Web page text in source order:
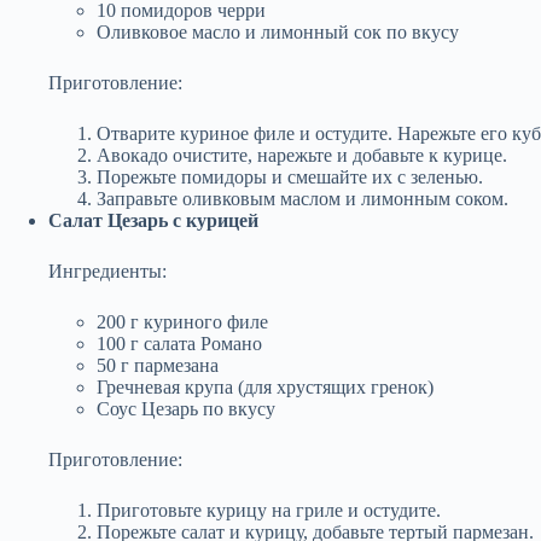
10 помидоров черри
Оливковое масло и лимонный сок по вкусу
Приготовление:
Отварите куриное филе и остудите. Нарежьте его
Авокадо очистите, нарежьте и добавьте к курице.
Порежьте помидоры и смешайте их с зеленью.
Заправьте оливковым маслом и лимонным соком.
Салат Цезарь с курицей
Ингредиенты:
200 г куриного филе
100 г салата Романо
50 г пармезана
Гречневая крупа (для хрустящих гренок)
Соус Цезарь по вкусу
Приготовление:
Приготовьте курицу на гриле и остудите.
Порежьте салат и курицу, добавьте тертый пармезан.